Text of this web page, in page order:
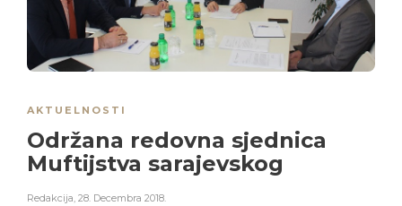
AKTUELNOSTI
Održana redovna sjednica
Muftijstva sarajevskog
Redakcija, 28. Decembra 2018.